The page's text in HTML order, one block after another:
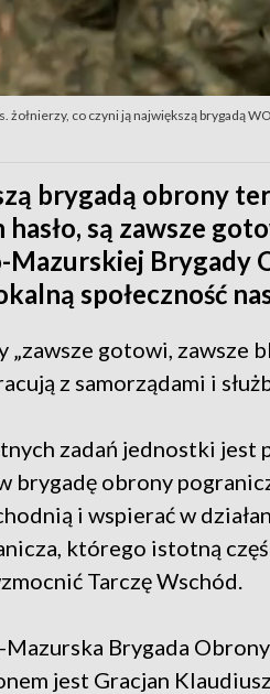
żołnierzy, co czyni ją największą brygadą
brygadą obrony
hasło, są zawsze
Mazurskiej Brygady
społeczność
„zawsze gotowi,
z samorządami i
zadań jednostki jest
brygadę obrony
i wspierać w
którego istotną
Tarczę Wschód.
Mazurska Brygada
jest Gracjan